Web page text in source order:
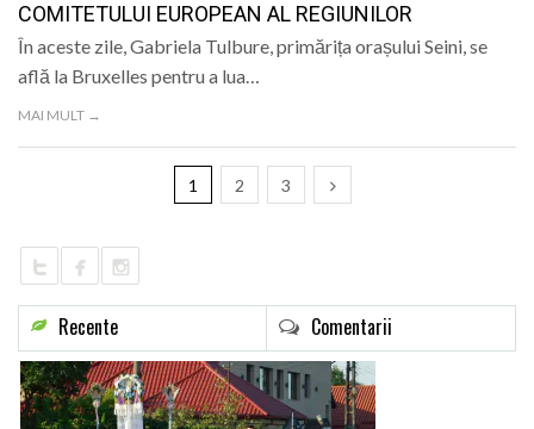
COMITETULUI EUROPEAN AL REGIUNILOR
În aceste zile, Gabriela Tulbure, primărița orașului Seini, se
află la Bruxelles pentru a lua…
MAI MULT →
1 2 3
Recente Comentarii